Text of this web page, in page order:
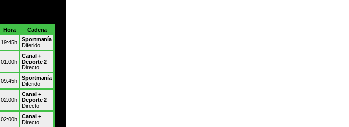
Hora Cadena
19:45h
Sportmanía
Diferido
01:00h
Canal +
Deporte 2
Directo
09:45h
Sportmanía
Diferido
02:00h
Canal +
Deporte 2
Directo
02:00h
Canal +
Directo